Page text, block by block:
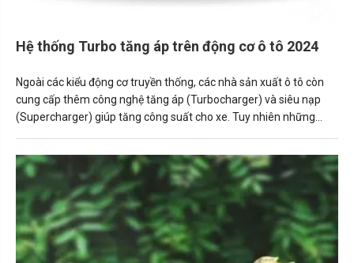
Hệ thống Turbo tăng áp trên động cơ ô tô 2024
Ngoài các kiểu động cơ truyền thống, các nhà sản xuất ô tô còn
cung cấp thêm công nghệ tăng áp (Turbocharger) và siêu nạp
(Supercharger) giúp tăng công suất cho xe. Tuy nhiên những
người mua xe “hoang mang” khi không hiểu tác dụng thực tế của
chúng.